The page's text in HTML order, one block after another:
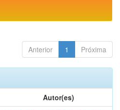
Anterior 1 Próxima
Autor(es)